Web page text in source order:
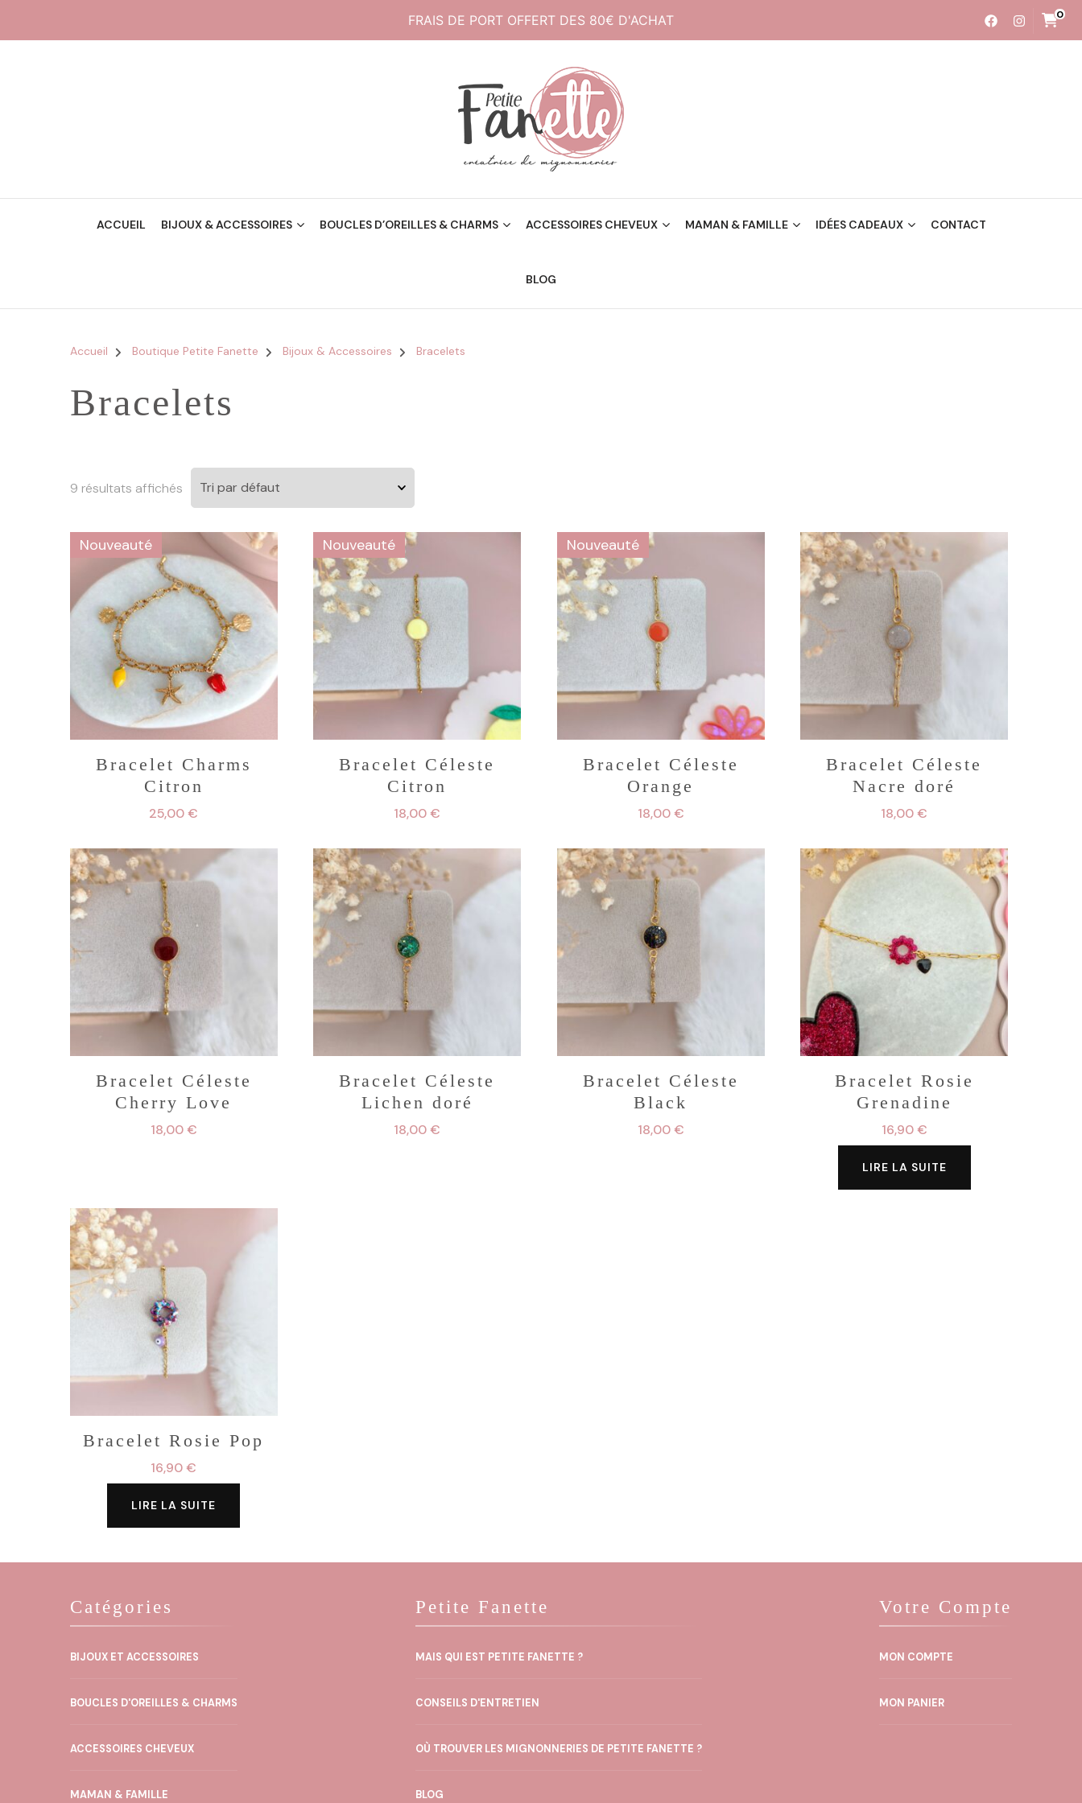
FRAIS DE PORT OFFERT DES 80€ D'ACHAT 0
Petite Fanette
Créatrice de mignonneries
ACCUEIL BIJOUX & ACCESSOIRES BOUCLES D’OREILLES & CHARMS ACCESSOIRES CHEVEUX MAMAN & FAMILLE IDÉES CADEAUX CONTACT
BLOG
Accueil Boutique Petite Fanette Bijoux & Accessoires Bracelets
Bracelets
9 résultats affichés
Nouveauté
Bracelet Charms
Citron
25,00€
Nouveauté
Bracelet Céleste
Citron
18,00€
Nouveauté
Bracelet Céleste
Orange
18,00€
Bracelet Céleste
Nacre doré
18,00€
Bracelet Céleste
Cherry Love
18,00€
Bracelet Céleste
Lichen doré
18,00€
Bracelet Céleste
Black
18,00€
Bracelet Rosie
Grenadine
16,90€
LIRE LA SUITE
Bracelet Rosie Pop
16,90€
LIRE LA SUITE
Catégories
BIJOUX ET ACCESSOIRES
BOUCLES D'OREILLES & CHARMS
ACCESSOIRES CHEVEUX
MAMAN & FAMILLE
Petite Fanette
MAIS QUI EST PETITE FANETTE ?
CONSEILS D'ENTRETIEN
OÙ TROUVER LES MIGNONNERIES DE PETITE FANETTE ?
BLOG
Votre Compte
MON COMPTE
MON PANIER